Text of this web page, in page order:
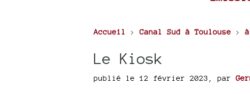
Accueil >Canal Sud à Toulouse >
Le Kiosk
publié le 12 février 2023 par